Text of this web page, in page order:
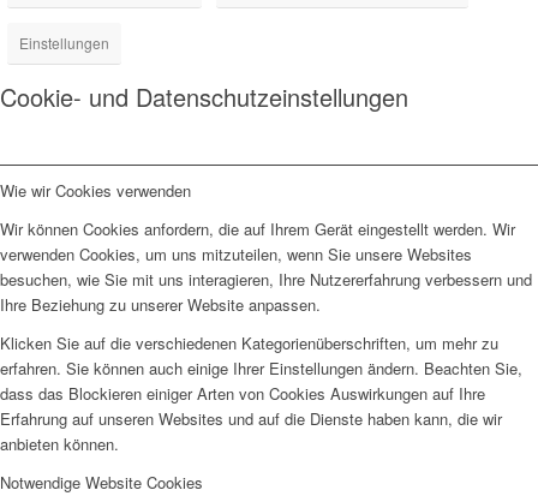
Einstellungen
Cookie- und Datenschutzeinstellungen
Wie wir Cookies verwenden
Wir können Cookies anfordern, die auf Ihrem Gerät eingestellt werden. Wir
verwenden Cookies, um uns mitzuteilen, wenn Sie unsere Websites
besuchen, wie Sie mit uns interagieren, Ihre Nutzererfahrung verbessern und
Ihre Beziehung zu unserer Website anpassen.
Klicken Sie auf die verschiedenen Kategorienüberschriften, um mehr zu
erfahren. Sie können auch einige Ihrer Einstellungen ändern. Beachten Sie,
dass das Blockieren einiger Arten von Cookies Auswirkungen auf Ihre
Erfahrung auf unseren Websites und auf die Dienste haben kann, die wir
anbieten können.
Notwendige Website Cookies